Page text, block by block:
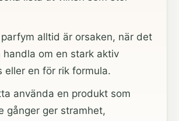
alltid är orsaken, när det
handla om en stark aktiv
eller en för rik formula.
använda en produkt som
gånger ger stramhet,